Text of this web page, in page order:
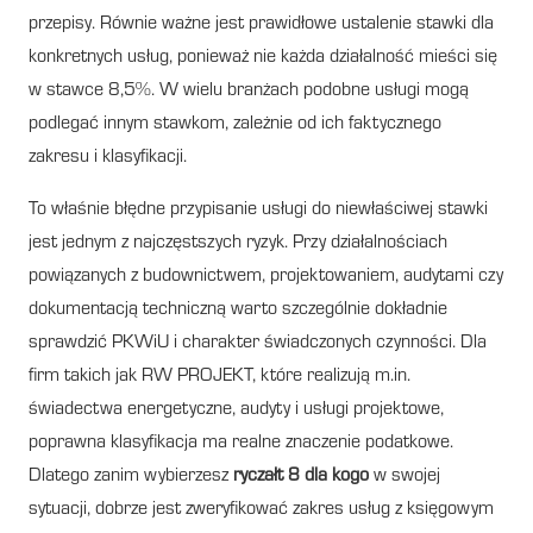
przepisy. Równie ważne jest prawidłowe ustalenie stawki dla
konkretnych usług, ponieważ nie każda działalność mieści się
w stawce 8,5%. W wielu branżach podobne usługi mogą
podlegać innym stawkom, zależnie od ich faktycznego
zakresu i klasyfikacji.
To właśnie błędne przypisanie usługi do niewłaściwej stawki
jest jednym z najczęstszych ryzyk. Przy działalnościach
powiązanych z budownictwem, projektowaniem, audytami czy
dokumentacją techniczną warto szczególnie dokładnie
sprawdzić PKWiU i charakter świadczonych czynności. Dla
firm takich jak RW PROJEKT, które realizują m.in.
świadectwa energetyczne, audyty i usługi projektowe,
poprawna klasyfikacja ma realne znaczenie podatkowe.
Dlatego zanim wybierzesz ryczałt 8 dla kogo w swojej
sytuacji, dobrze jest zweryfikować zakres usług z księgowym